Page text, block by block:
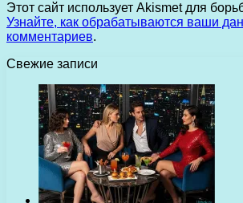
Этот сайт использует Akismet для
Узнайте, как обрабатываются ваши
комментариев.
Свежие записи